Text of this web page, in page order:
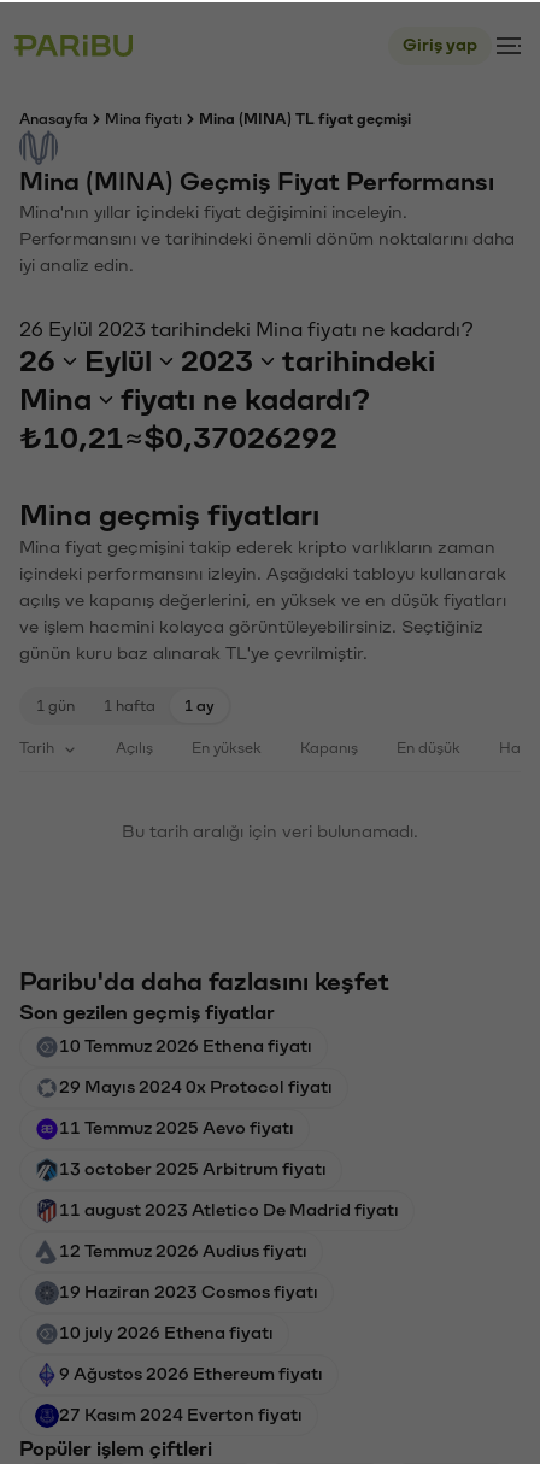
Giriş yap
Anasayfa Mina fiyatı Mina (MINA) TL fiyat geçmişi
Mina (MINA) Geçmiş Fiyat Performansı
Mina'nın yıllar içindeki fiyat değişimini inceleyin.
Performansını ve tarihindeki önemli dönüm noktalarını daha
iyi analiz edin.
26 Eylül 2023 tarihindeki Mina fiyatı ne kadardı?
26 Eylül 2023
tarihindeki
Mina
fiyatı ne kadardı?
₺10,21 ≈$0,37026292
Mina geçmiş fiyatları
Mina fiyat geçmişini takip ederek kripto varlıkların zaman
içindeki performansını izleyin. Aşağıdaki tabloyu kullanarak
açılış ve kapanış değerlerini, en yüksek ve en düşük fiyatları
ve işlem hacmini kolayca görüntüleyebilirsiniz. Seçtiğiniz
günün kuru baz alınarak TL'ye çevrilmiştir.
1 gün 1 hafta 1 ay
Tarih Açılış En yüksek Kapanış En düşük
Bu tarih aralığı için veri bulunamadı.
Paribu'da daha fazlasını keşfet
Son gezilen geçmiş fiyatlar
10 Temmuz 2026 Ethena fiyatı
29 Mayıs 2024 0x Protocol fiyatı
11 Temmuz 2025 Aevo fiyatı
13 october 2025 Arbitrum fiyatı
11 august 2023 Atletico De Madrid fiyatı
12 Temmuz 2026 Audius fiyatı
19 Haziran 2023 Cosmos fiyatı
10 july 2026 Ethena fiyatı
9 Ağustos 2026 Ethereum fiyatı
27 Kasım 2024 Everton fiyatı
Popüler işlem çiftleri